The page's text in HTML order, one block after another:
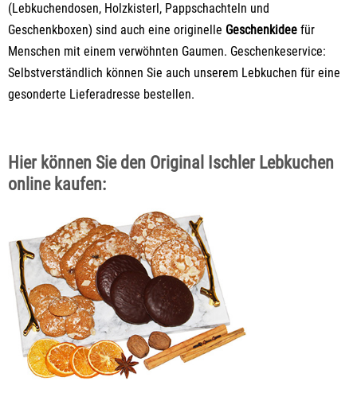
(Lebkuchendosen, Holzkisterl, Pappschachteln und
Geschenkboxen) sind auch eine originelle Geschenkidee für
Menschen mit einem verwöhnten Gaumen. Geschenkeservice:
Selbstverständlich können Sie auch unserem Lebkuchen für eine
gesonderte Lieferadresse bestellen.
Hier können Sie den Original Ischler Lebkuchen
online kaufen: